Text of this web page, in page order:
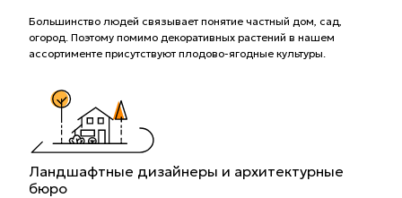
Большинство людей связывает понятие частный дом, сад,
огород. Поэтому помимо декоративных растений в нашем
ассортименте присутствуют плодово-ягодные культуры.
Ландшафтные дизайнеры и архитектурные
бюро